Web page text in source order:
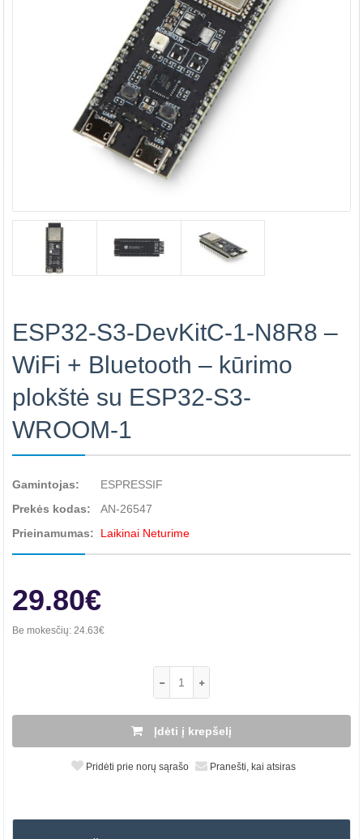
ESP32-S3-DevKitC-1-N8R8 –
WiFi + Bluetooth – kūrimo
plokštė su ESP32-S3-
WROOM-1
Gamintojas:
ESPRESSIF
Prekės kodas:
AN-26547
Prieinamumas:
Laikinai Neturime
29.80€
Be mokesčių: 24.63€
Įdėti į krepšelį
Pridėti prie norų sąrašo Pranešti, kai atsiras